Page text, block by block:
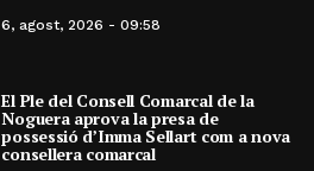
6, agost, 2026 - 09:58
El Ple del Consell Comarcal de la
Noguera aprova la presa de
possessió d’Imma Sellart com a nova
consellera comarcal